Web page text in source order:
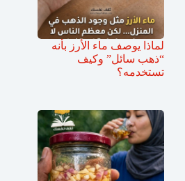
لماذا يوصف ماء الأرز بأنه
“ذهب سائل” وكيف
تستخدمه؟